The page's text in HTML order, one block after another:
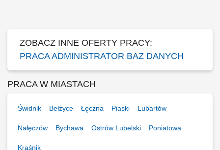
ZOBACZ INNE OFERTY PRACY:
PRACA ADMINISTRATOR BAZ DANYCH
PRACA W MIASTACH
Świdnik Bełżyce Łęczna Piaski Lubartów
Nałęczów Bychawa Ostrów Lubelski Poniatowa
Kraśnik